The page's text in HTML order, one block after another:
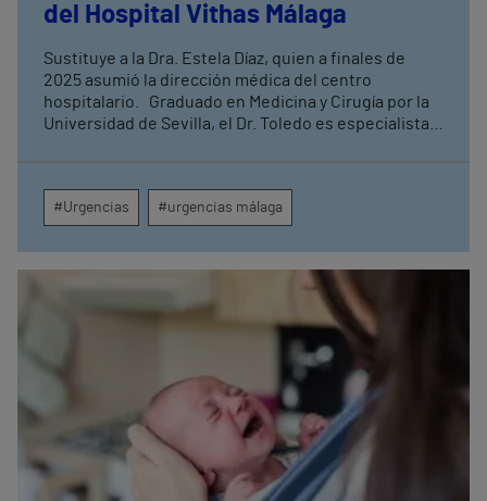
del Hospital Vithas Málaga
Sustituye a la Dra. Estela Díaz, quien a finales de
2025 asumió la dirección médica del centro
hospitalario. Graduado en Medicina y Cirugía por la
Universidad de Sevilla, el Dr. Toledo es especialista
públicos como privados.
#Urgencias #urgencias málaga